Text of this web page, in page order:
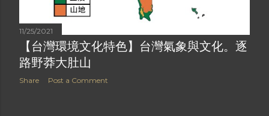
11/25/2021
【台灣環境文化特色】台灣氣象與文化。逐
路野莽大肚山
Share Post a Comment